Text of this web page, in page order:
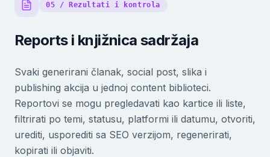
05 / Rezultati i kontrola
Reports i knjižnica sadržaja
Svaki generirani članak, social post, slika i
publishing akcija u jednoj content biblioteci.
Reportovi se mogu pregledavati kao kartice ili liste,
filtrirati po temi, statusu, platformi ili datumu, otvoriti,
urediti, usporediti sa SEO verzijom, regenerirati,
kopirati ili objaviti.